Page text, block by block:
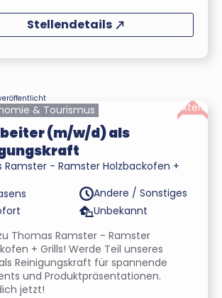
Stellendetails
& Tourismus
(m/w/d) als
Ramster - Ramster Holzbackofen +
Andere / Sonstiges
Unbekannt
Thomas Ramster - Ramster
+ Grills! Werde Teil unseres
Reinigungskraft für spannende
und Produktpräsentationen.
jetzt!
Extern